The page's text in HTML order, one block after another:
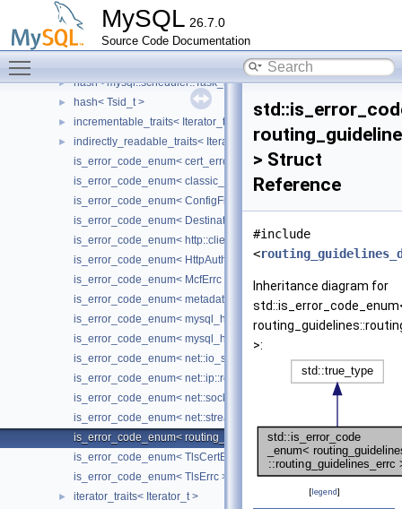
MySQL 26.7.0
Source Code Documentation
►
► hash< dd::String_type >
► hash< Gcs_xcom_synode >
► hash< mysql::scheduler::Task_id >
► hash< Tsid_t >
► incrementable_traits< Iterator_t >
►
indirectly_readable_traits< Iterator_t >
is_error_code_enum< cert_errc >
is_error_code_enum< classic_protocol::codec_errc >
is_error_code_enum< ConfigFilePathValidatorErrc >
is_error_code_enum< DestinationsErrc >
is_error_code_enum< http::client::FailureCode >
is_error_code_enum< HttpAuthErrc >
is_error_code_enum< McfErrc >
is_error_code_enum< metadata_cache::metadata_errc >
is_error_code_enum< mysql_harness::DynamicLoaderErrc >
is_error_code_enum<
is_error_code_enum< net::io_service_errc >
is_error_code_enum< net::ip::resolver_errc >
is_error_code_enum< net::socket_errc >
is_error_code_enum< net::stream_errc >
is_error_code_enum< routing_guidelines::routing_guidelines_errc
is_error_code_enum< TlsCertErrc >
is_error_code_enum< TlsErrc >
► iterator_traits< Iterator_t >
> Struct
Reference
#include
<
Inheritance diagram for
>:
[legend]